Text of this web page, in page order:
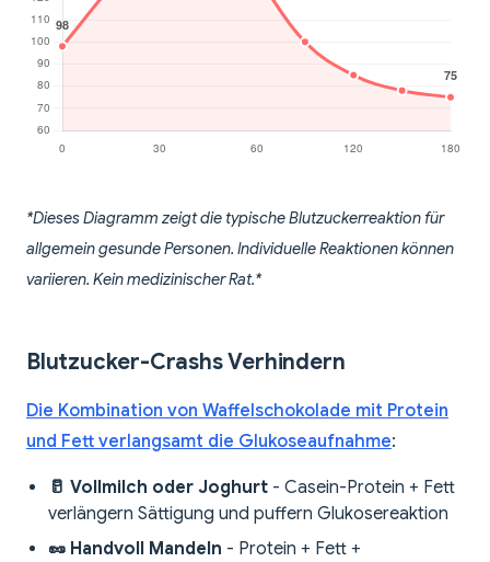
*Dieses Diagramm zeigt die typische Blutzuckerreaktion für
allgemein gesunde Personen. Individuelle Reaktionen können
variieren. Kein medizinischer Rat.*
Blutzucker-Crashs Verhindern
Die Kombination von Waffelschokolade mit Protein
und Fett verlangsamt die Glukoseaufnahme:
🥛 Vollmilch oder Joghurt - Casein-Protein + Fett
verlängern Sättigung und puffern Glukosereaktion
🥜 Handvoll Mandeln - Protein + Fett +